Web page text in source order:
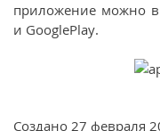
приложение можно
и GooglePlay.
Создано 27 февраля